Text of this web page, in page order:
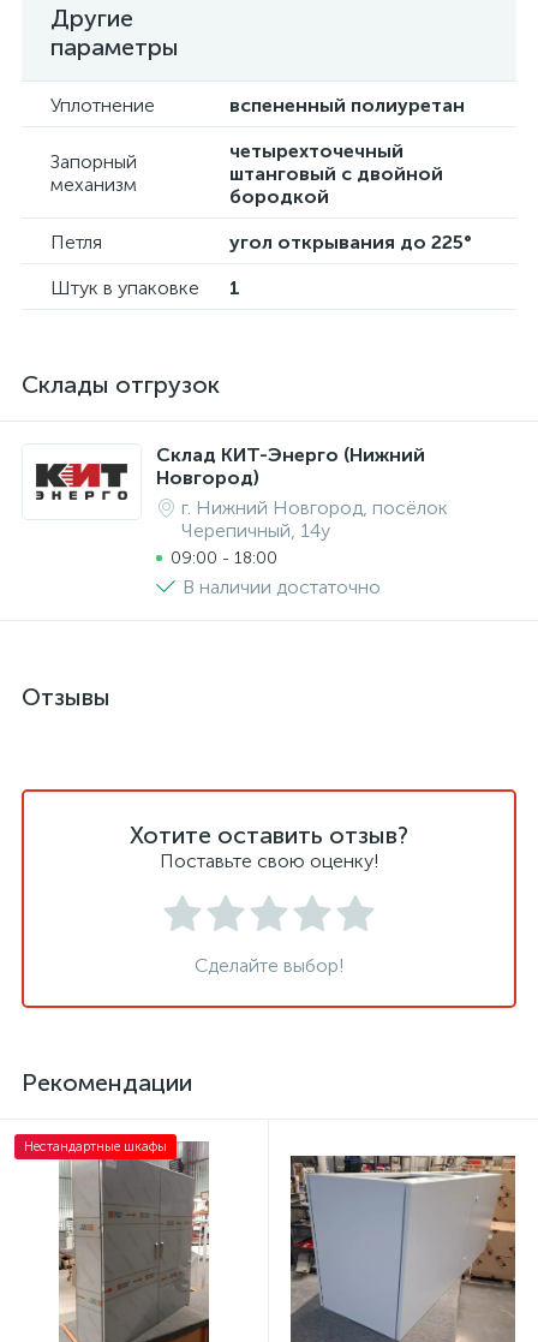
Другие
параметры
Уплотнение вспененный полиуретан
Запорный
механизм
четырехточечный
штанговый с двойной
бородкой
Петля
угол открывания до 225°
Штук в упаковке
1
Склады отгрузок
Склад КИТ-Энерго (Нижний
Новгород)
г. Нижний Новгород, посёлок
Черепичный, 14у
09:00 - 18:00
В наличии достаточно
Отзывы
Хотите оставить отзыв?
Поставьте свою оценку!
Сделайте выбор!
Рекомендации
Нестандартные шкафы